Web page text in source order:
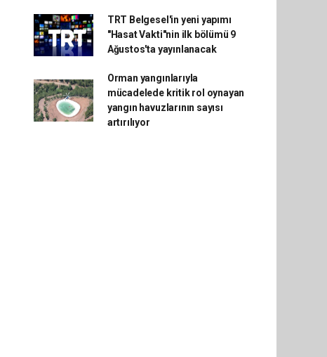
TRT Belgesel'in yeni yapımı
"Hasat Vakti"nin ilk bölümü 9
Ağustos'ta yayınlanacak
Orman yangınlarıyla
mücadelede kritik rol oynayan
yangın havuzlarının sayısı
artırılıyor